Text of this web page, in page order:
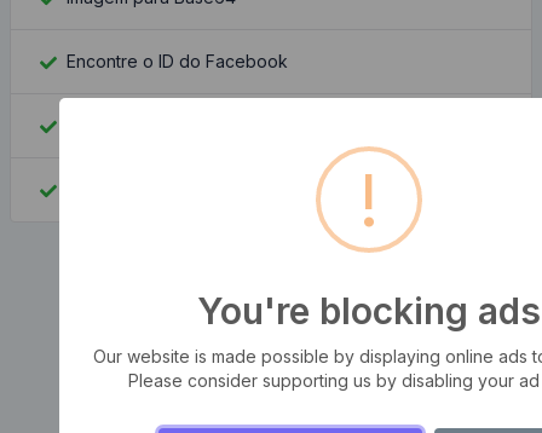
Encontre o ID do Facebook
!
You're blocking ads
Our website is made possible by displaying online ads
Please consider supporting us by disabling your